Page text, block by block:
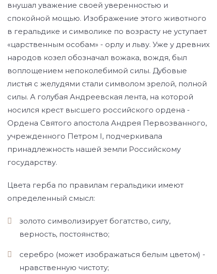
внушал уважение своей уверенностью и
спокойной мощью. Изображение этого животного
в геральдике и символике по возрасту не уступает
«царственным особам» - орлу и льву. Уже у древних
народов козел обозначал вожака, вождя, был
воплощением непоколебимой силы. Дубовые
листья с желудями стали символом зрелой, полной
силы. А голубая Андреевская лента, на которой
носился крест высшего российского ордена -
Ордена Святого апостола Андрея Первозванного,
учрежденного Петром I, подчеркивала
принадлежность нашей земли Российскому
государству.
Цвета герба по правилам геральдики имеют
определенный смысл:
золото символизирует богатство, силу,
верность, постоянство;
серебро (может изображаться белым цветом) -
нравственную чистоту;